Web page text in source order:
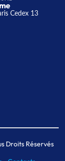
Cedex 13
Droits Réservés